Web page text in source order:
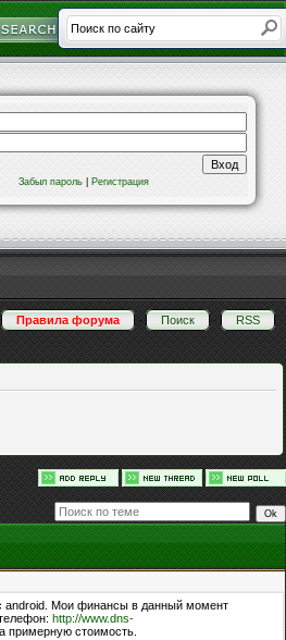
Забыл пароль| Регистрация
Правила форума · Поиск · RSS
android. Мои финансы в данный момент
http://www.dns-
примерную стоимость.